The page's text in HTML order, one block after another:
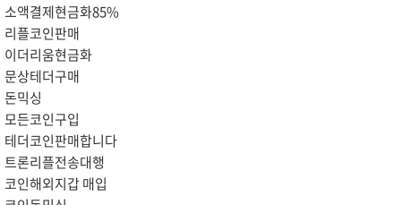
소액결제현금화85%
리플코인판매
이더리움현금화
문상테더구매
돈믹싱
모든코인구입
테더코인판매합니다
트론리플전송대행
코인해외지갑 매입